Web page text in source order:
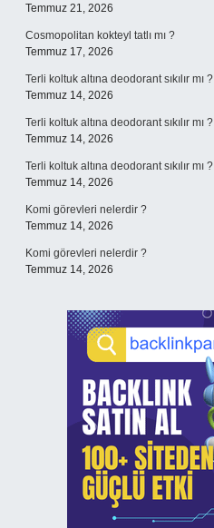
Temmuz 21, 2026
Cosmopolitan kokteyl tatlı mı ?
Temmuz 17, 2026
Terli koltuk altına deodorant sıkılır mı ?
Temmuz 14, 2026
Terli koltuk altına deodorant sıkılır mı ?
Temmuz 14, 2026
Terli koltuk altına deodorant sıkılır mı ?
Temmuz 14, 2026
Komi görevleri nelerdir ?
Temmuz 14, 2026
Komi görevleri nelerdir ?
Temmuz 14, 2026